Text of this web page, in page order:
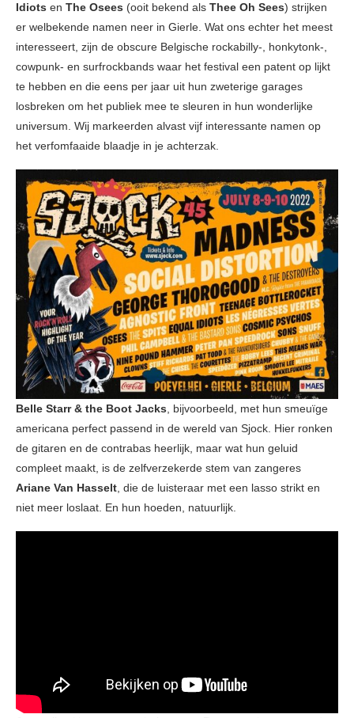
Idiots en The Osees (ooit bekend als Thee Oh Sees) strijken
er welbekende namen neer in Gierle. Wat ons echter het meest
interesseert, zijn de obscure Belgische rockabilly-, honkytonk-,
cowpunk- en surfrockbands waar het festival een patent op lijkt
te hebben en die eens per jaar uit hun zweterige garages
losbreken om het publiek mee te sleuren in hun wonderlijke
universum. Wij markeerden alvast vijf interessante namen op
het verfomfaaide blaadje in je achterzak.
Belle Starr & the Boot Jacks , bijvoorbeeld, met hun smeuïge
americana perfect passend in de wereld van Sjock. Hier ronken
de gitaren en de contrabas heerlijk, maar wat hun geluid
compleet maakt, is de zelfverzekerde stem van zangeres
Ariane Van Hasselt , die de luisteraar met een lasso strikt en
niet meer loslaat. En hun hoeden, natuurlijk.